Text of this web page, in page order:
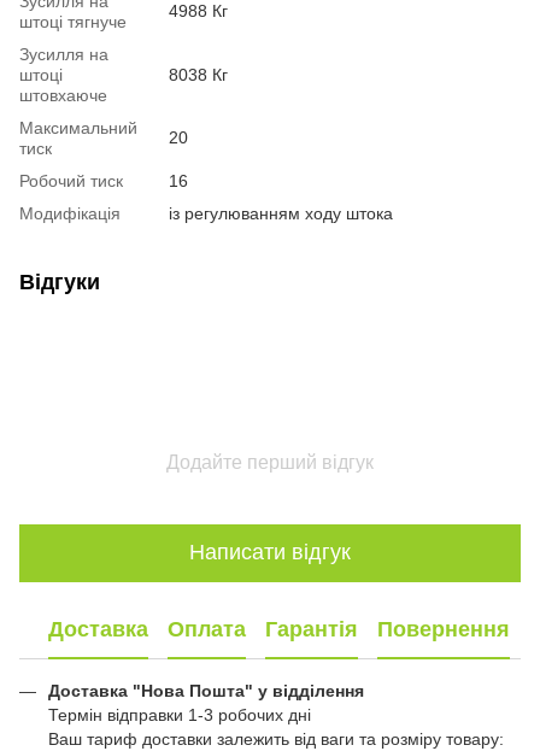
штоці тягнуче
4988 Кг
Зусилля на
штоці
штовхаюче
8038 Кг
Максимальний
тиск
20
Робочий тиск
16
Модифікація
із регулюванням ходу штока
Відгуки
Додайте перший відгук
Написати відгук
Доставка Оплата Гарантія Повернення
Доставка "Нова Пошта" у відділення
Термін відправки 1-3 робочих дні
Ваш тариф доставки залежить від ваги та розміру товару: